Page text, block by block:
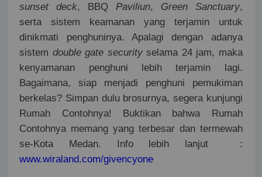
sunset deck, BBQ Paviliun, Green Sanctuary,
serta sistem keamanan yang terjamin untuk
dinikmati penghuninya. Apalagi dengan adanya
sistem double gate securityselama 24 jam, maka
kenyamanan penghuni lebih terjamin lagi.
Bagaimana, siap menjadi penghuni pemukiman
berkelas? Simpan dulu brosurnya, segera kunjungi
Rumah Contohnya! Buktikan bahwa Rumah
Contohnya memang yang terbesar dan termewah
se-Kota Medan. Info lebih lanjut
:
www.wiraland.com/givencyone